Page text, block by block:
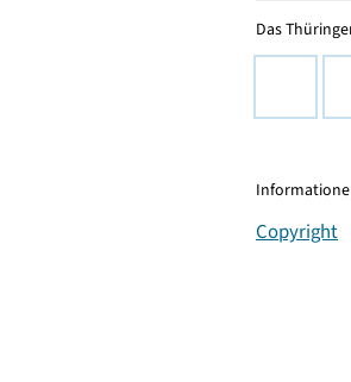
Das
Copyright